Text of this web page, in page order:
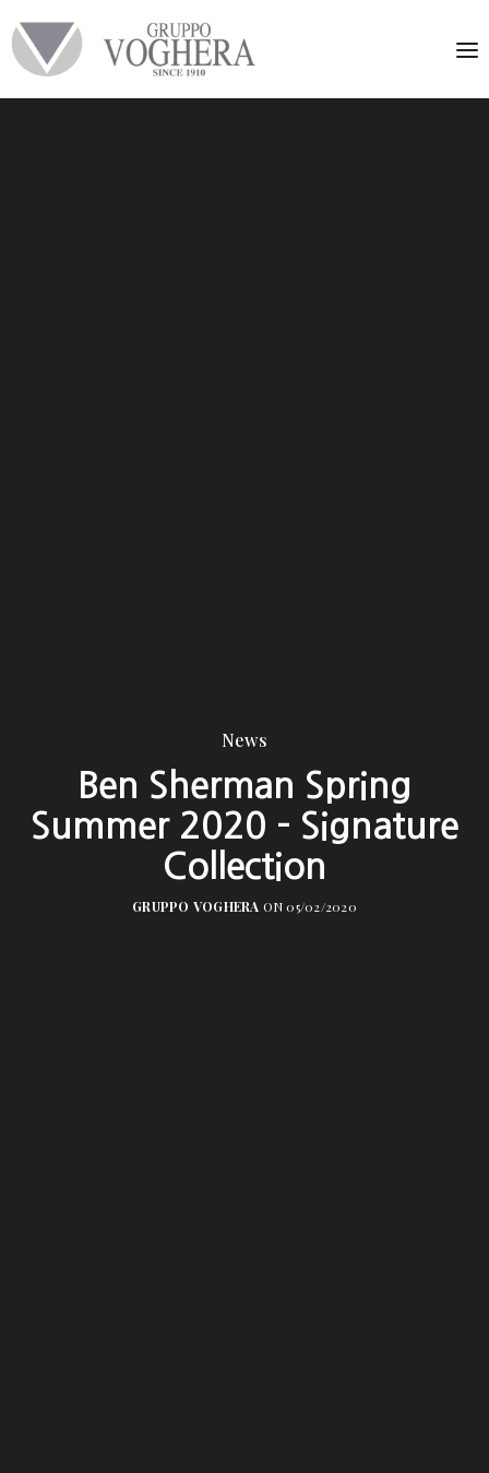
News
Ben Sherman Spring
Summer 2020 – Signature
Collection
GRUPPO VOGHERA ON 05/02/2020